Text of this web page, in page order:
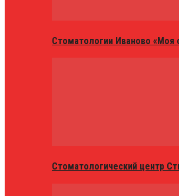
Стоматологии Иваново «Моя
Стоматологический центр